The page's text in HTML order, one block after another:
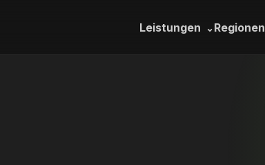
Leistungen Regionen